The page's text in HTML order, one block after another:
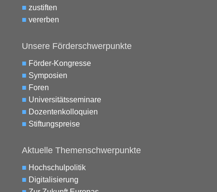
■ zustiften
■ vererben
Unsere Förderschwerpunkte
■ Förder-Kongresse
■ Symposien
■ Foren
■ Universitätsseminare
■ Dozentenkolloquien
■ Stiftungspreise
Aktuelle Themenschwerpunkte
■ Hochschulpolitik
■ Digitalisierung